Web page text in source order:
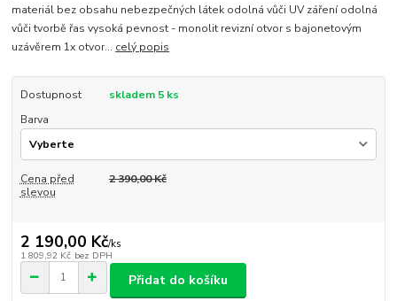
materiál bez obsahu nebezpečných látek odolná vůči UV záření odolná
vůči tvorbě řas vysoká pevnost - monolit revizní otvor s bajonetovým
uzávěrem 1x otvor... celý popis
Dostupnost
skladem 5 ks
Barva
Cena před
slevou
2 390,00 Kč
2 190,00 Kč/ks
1 809,92 Kč bez DPH
Přidat do košíku